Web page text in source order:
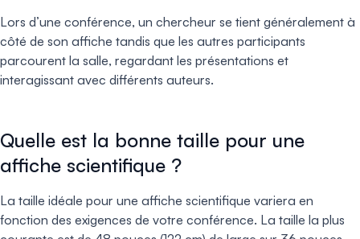
Lors d’une conférence, un chercheur se tient généralement à
côté de son affiche tandis que les autres participants
parcourent la salle, regardant les présentations et
interagissant avec différents auteurs.
Quelle est la bonne taille pour une
affiche scientifique ?
La taille idéale pour une affiche scientifique variera en
fonction des exigences de votre conférence. La taille la plus